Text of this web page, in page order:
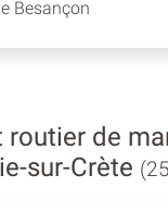
Besançon
routier de
sur-Crète